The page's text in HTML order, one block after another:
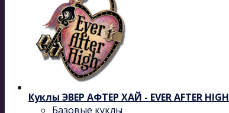
Куклы ЭВЕР АФТЕР ХАЙ - EVER AFTER HIGH
Базовые куклы